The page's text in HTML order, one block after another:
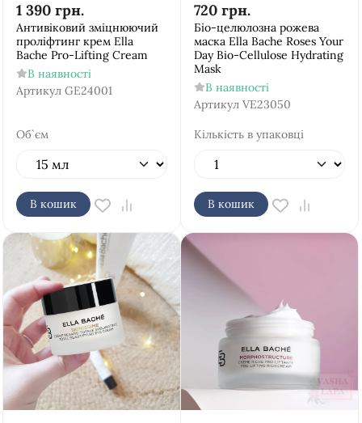
1 390 грн.
Антивіковий зміцнюючий
проліфтинг крем Ella
Bache Pro-Lifting Cream
В наявності
Артикул GE24001
Об`єм
В кошик
720 грн.
Біо-целюлозна рожева
маска Ella Bache Roses Your
Day Bio-Cellulose Hydrating
Mask
В наявності
Артикул VE23050
Кількість в упаковці
В кошик